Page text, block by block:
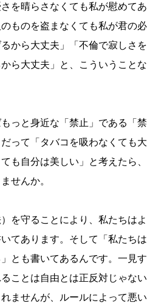
を晴らさなくても私が慰めてあ
ものを盗まなくても私が君の必
から大丈夫」「不倫で寂しさを
ら大丈夫」と、こういうことな
っと身近な「禁止」である「禁
って「タバコを吸わなくても大
も自分は美しい」と考えたら、
せんか。
を守ることにより、私たちはよ
てあります。そして「私たちは
とも書いてあるんです。一見す
ことは自由とは正反対じゃない
ませんが、ルールによって悪い